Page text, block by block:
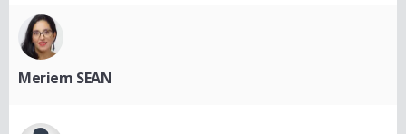
Meriem SEAN